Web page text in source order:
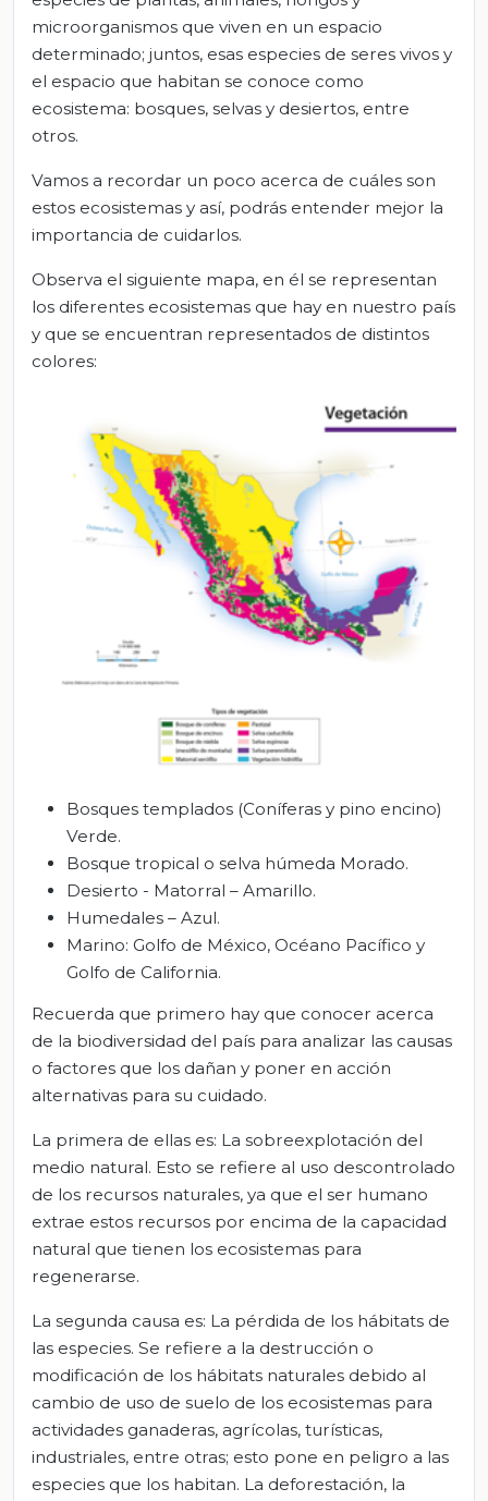
microorganismos que viven en un espacio
determinado; juntos, esas especies de seres vivos y
el espacio que habitan se conoce como
ecosistema: bosques, selvas y desiertos, entre
otros.
Vamos a recordar un poco acerca de cuáles son
estos ecosistemas y así, podrás entender mejor la
importancia de cuidarlos.
Observa el siguiente mapa, en él se representan
los diferentes ecosistemas que hay en nuestro país
y que se encuentran representados de distintos
colores:
Bosques templados (Coníferas y pino encino)
Verde.
Bosque tropical o selva húmeda Morado.
Desierto - Matorral – Amarillo.
Humedales – Azul.
Marino: Golfo de México, Océano Pacífico y
Golfo de California.
Recuerda que primero hay que conocer acerca
de la biodiversidad del país para analizar las causas
o factores que los dañan y poner en acción
alternativas para su cuidado.
La primera de ellas es: La sobreexplotación del
medio natural. Esto se refiere al uso descontrolado
de los recursos naturales, ya que el ser humano
extrae estos recursos por encima de la capacidad
natural que tienen los ecosistemas para
regenerarse.
La segunda causa es: La pérdida de los hábitats de
las especies. Se refiere a la destrucción o
modificación de los hábitats naturales debido al
cambio de uso de suelo de los ecosistemas para
actividades ganaderas, agrícolas, turísticas,
industriales, entre otras; esto pone en peligro a las
especies que los habitan. La deforestación, la